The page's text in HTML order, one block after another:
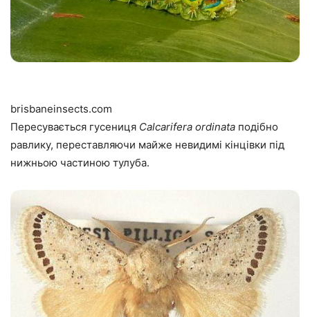
brisbaneinsects.com
Пересувається гусениця Calcarifera ordinata подібно
равлику, переставляючи майже невидимі кінцівки під
нижньою частиною тулуба.